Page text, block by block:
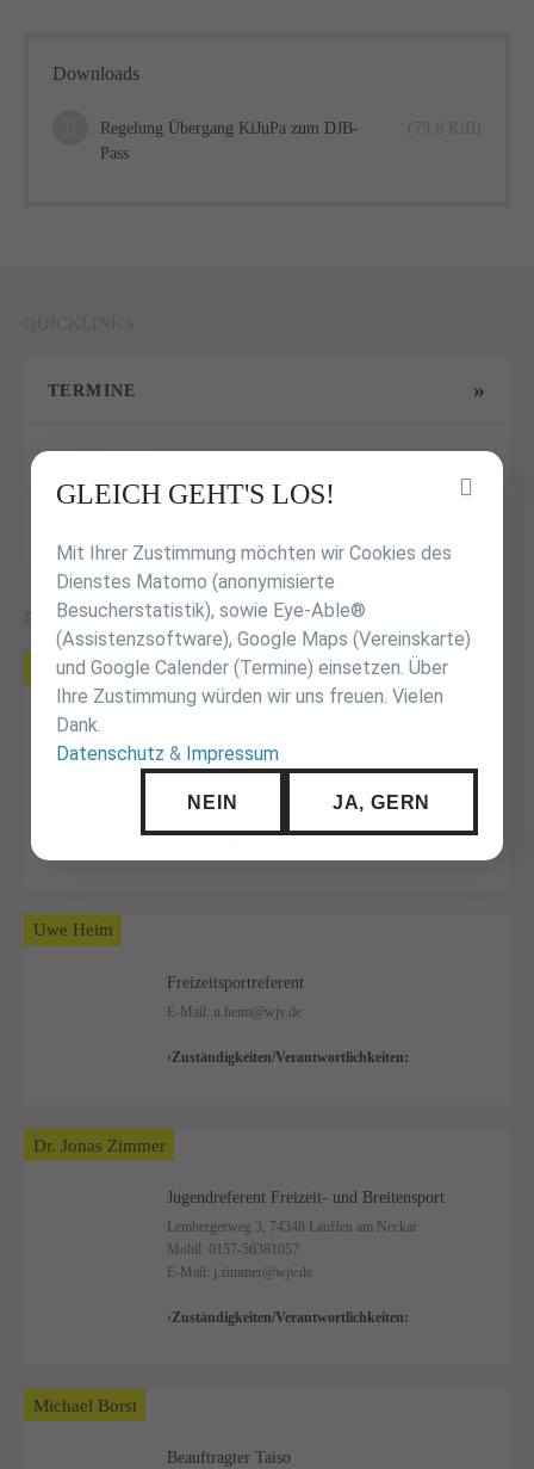
Downloads
Regelung Übergang KiJuPa zum DJB-
Pass
(79,6 KiB)
TERMINE
REFERENTEN - BREITENSPORT
Andreas Kronauer
Eichendorffstr. 22, 73037 Göppingen
Privat:07161-74986
E-Mail:a.kronauer@wjv.de
Uwe Heim
Freizeitsportreferent
E-Mail: u.heim@wjv.de
Zuständigkeiten/Verantwortlichkeiten:
Dr. Jonas Zimmer
Jugendreferent Freizeit- und Breitensport
Lembergerweg 3, 74348 Lauffen am Neckar
Mobil: 0157-56381057
E-Mail: j.zimmer@wjv.de
Zuständigkeiten/Verantwortlichkeiten:
Michael Borst
Beauftragter Taiso
Inhalt
GLEICH GEHT'S LOS!
Mit Ihrer Zustimmung möchten wir Cookies des
Dienstes Matomo (anonymisierte
Besucherstatistik), sowie Eye-Able®
(Assistenzsoftware), Google Maps (Vereinskarte)
und Google Calender (Termine) einsetzen. Über
Ihre Zustimmung würden wir uns freuen. Vielen
Dank.
Datenschutz & Impressum
NEIN JA, GERN